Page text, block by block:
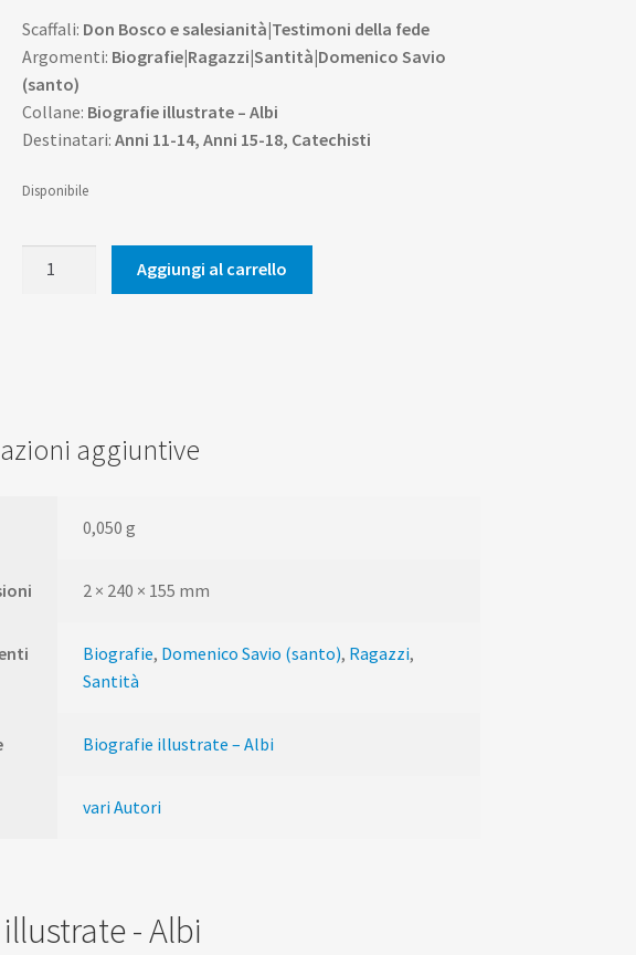
Scaffali: Don Bosco e salesianità|Testimoni della fede
Argomenti: Biografie|Ragazzi|Santità|Domenico Savio
(santo)
Collane: Biografie illustrate – Albi
Destinatari: Anni 11-14, Anni 15-18, Catechisti
Disponibile
Aggiungi al carrello
aggiuntive
0,050 g
2 × 240 × 155 mm
Biografie, Domenico Savio (santo), Ragazzi,
Santità
Biografie illustrate – Albi
vari Autori
- Albi